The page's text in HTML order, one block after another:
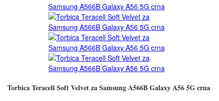
Torbica Teracell Soft Velvet za Samsung A566B Galaxy A56 5G crna